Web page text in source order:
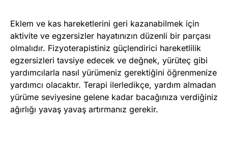
Eklem ve kas hareketlerini geri kazanabilmek için
aktivite ve egzersizler hayatınızın düzenli bir parçası
olmalıdır. Fizyoterapistiniz güçlendirici hareketlilik
egzersizleri tavsiye edecek ve değnek, yürüteç gibi
yardımcılarla nasıl yürümeniz gerektiğini öğrenmenize
yardımcı olacaktır. Terapi ilerledikçe, yardım almadan
yürüme seviyesine gelene kadar bacağınıza verdiğiniz
ağırlığı yavaş yavaş artırmanız gerekir.